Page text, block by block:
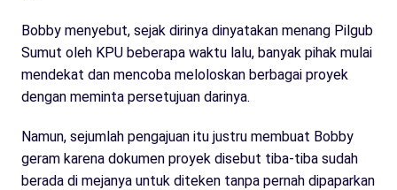
Bobby menyebut, sejak dirinya dinyatakan menang Pilgub
Sumut oleh KPU beberapa waktu lalu, banyak pihak mulai
mendekat dan mencoba meloloskan berbagai proyek
dengan meminta persetujuan darinya.
Namun, sejumlah pengajuan itu justru membuat Bobby
geram karena dokumen proyek disebut tiba-tiba sudah
berada di mejanya untuk diteken tanpa pernah dipaparkan